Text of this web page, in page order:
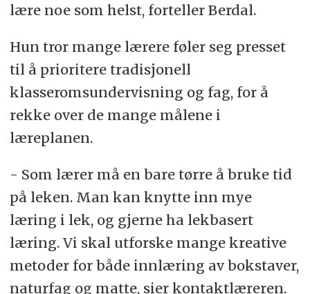
lære noe som helst, forteller Berdal.
Hun tror mange lærere føler seg presset
til å prioritere tradisjonell
klasseromsundervisning og fag, for å
rekke over de mange målene i
læreplanen.
- Som lærer må en bare tørre å bruke tid
på leken. Man kan knytte inn mye
læring i lek, og gjerne ha lekbasert
læring. Vi skal utforske mange kreative
metoder for både innlæring av bokstaver,
naturfag og matte, sier kontaktlæreren.